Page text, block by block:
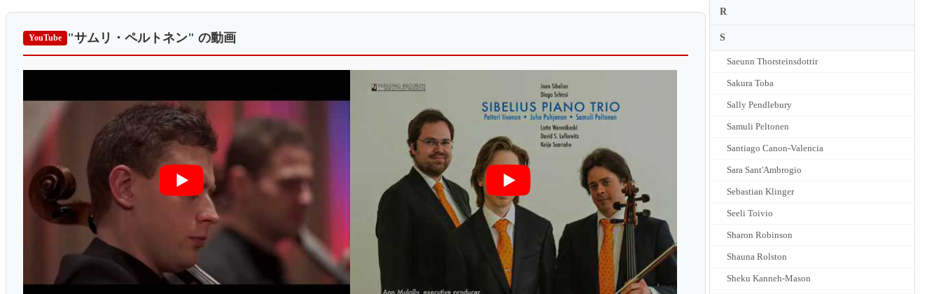
YouTube "サムリ・ペルトネン" の動画
R
S
Saeunn Thorsteinsdottir
Sakura Toba
Sally Pendlebury
Samuli Peltonen
Santiago Canon-Valencia
Sara Sant'Ambrogio
Sebastian Klinger
Seeli Toivio
Sharon Robinson
Shauna Rolston
Sheku Kanneh-Mason